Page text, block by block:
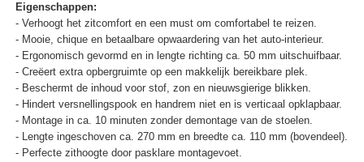
Eigenschappen:
- Verhoogt het zitcomfort en een must om comfortabel te reizen.
- Mooie, chique en betaalbare opwaardering van het auto-interieur.
- Ergonomisch gevormd en in lengte richting ca. 50 mm uitschuifbaar.
- Creëert extra opbergruimte op een makkelijk bereikbare plek.
- Beschermt de inhoud voor stof, zon en nieuwsgierige blikken.
- Hindert versnellingspook en handrem niet en is verticaal opklapbaar.
- Montage in ca. 10 minuten zonder demontage van de stoelen.
- Lengte ingeschoven ca. 270 mm en breedte ca. 110 mm (bovendeel).
- Perfecte zithoogte door pasklare montagevoet.